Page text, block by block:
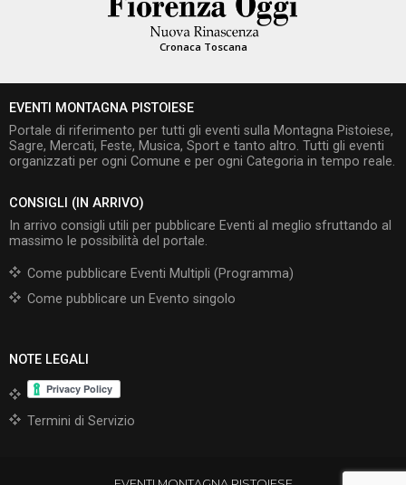
Cronaca Toscana
EVENTI MONTAGNA PISTOIESE
Portale di riferimento per tutti gli eventi sulla Montagna Pistoiese,
Sagre, Mercati, Feste, Musica, Sport e tanto altro. Tutti gli eventi
organizzati per ogni Comune e per ogni Categoria in tempo reale.
CONSIGLI (IN ARRIVO)
In arrivo consigli utili per pubblicare Eventi al meglio sfruttando al
massimo le possibilità del portale.
Come pubblicare Eventi Multipli (Programma)
Come pubblicare un Evento singolo
NOTE LEGALI
Termini di Servizio